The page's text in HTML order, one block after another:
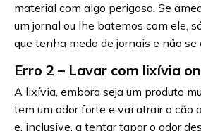
material com algo perigoso. Se
um jornal ou lhe batemos com ele,
que tenha medo de jornais e não se
Erro 2 – Lavar com lixívia
A lixívia, embora seja um produto
tem um odor forte e vai atrair o cão
e, inclusive, a tentar tapar o odor